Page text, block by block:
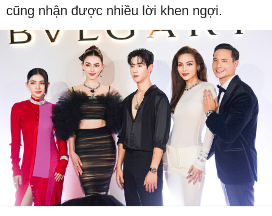
cũng nhận được nhiều lời khen ngợi.